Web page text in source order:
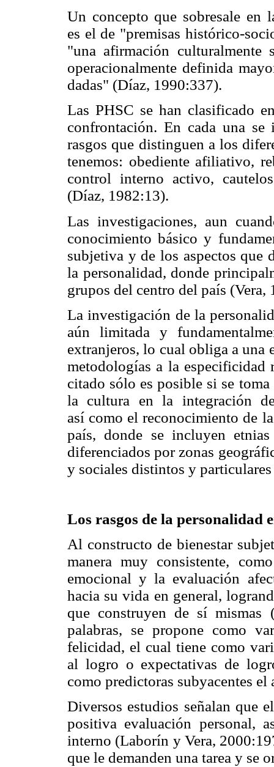
Un concepto que sobresale en
es el de "premisas histórico-
"una afirmación culturalmente
operacionalmente definida
dadas" (Díaz, 1990:337).
Las PHSC se han clasificado
confrontación. En cada una se
rasgos que distinguen a los
tenemos: obediente afiliativo,
control interno activo,
(Díaz, 1982:13).
Las investigaciones, aun
conocimiento básico y
subjetiva y de los aspectos que
la personalidad, donde
grupos del centro del país
La investigación de la
aún limitada y
extranjeros, lo cual obliga a una
metodologías a la
citado sólo es posible si se
la cultura en la integración
así como el reconocimiento de
país, donde se incluyen
diferenciados por zonas
y sociales distintos y
Los rasgos de la personalidad
Al constructo de bienestar
manera muy consistente,
emocional y la evaluación
hacia su vida en general,
que construyen de sí mismas
palabras, se propone como
felicidad, el cual tiene como
al logro o expectativas de
como predictoras subyacentes
Diversos estudios señalan que
positiva evaluación personal,
interno (Laborín y Vera,
que le demanden una tarea y se